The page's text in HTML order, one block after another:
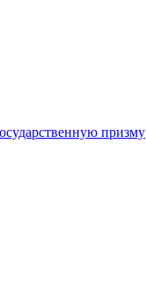
призму